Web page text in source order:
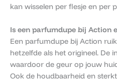
kan wisselen per flesje en per
Is een parfumdupe bij Action
Een parfumdupe bij Action
hetzelfde als het origineel. De
waardoor de geur op jouw
Ook de houdbaarheid en